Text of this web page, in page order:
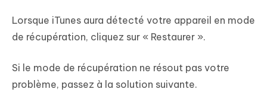
Lorsque iTunes aura détecté votre appareil en mode
de récupération, cliquez sur « Restaurer ».
Si le mode de récupération ne résout pas votre
problème, passez à la solution suivante.